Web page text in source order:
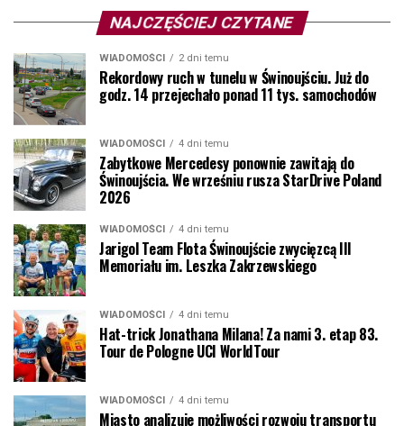
NAJCZĘŚCIEJ CZYTANE
WIADOMOŚCI 2 dni temu
Rekordowy ruch w tunelu w Świnoujściu. Już do
godz. 14 przejechało ponad 11 tys. samochodów
WIADOMOŚCI 4 dni temu
Zabytkowe Mercedesy ponownie zawitają do
Świnoujścia. We wrześniu rusza StarDrive Poland
2026
WIADOMOŚCI 4 dni temu
Jarigol Team Flota Świnoujście zwycięzcą III
Memoriału im. Leszka Zakrzewskiego
WIADOMOŚCI 4 dni temu
Hat-trick Jonathana Milana! Za nami 3. etap 83.
Tour de Pologne UCI WorldTour
WIADOMOŚCI 4 dni temu
Miasto analizuje możliwości rozwoju transportu